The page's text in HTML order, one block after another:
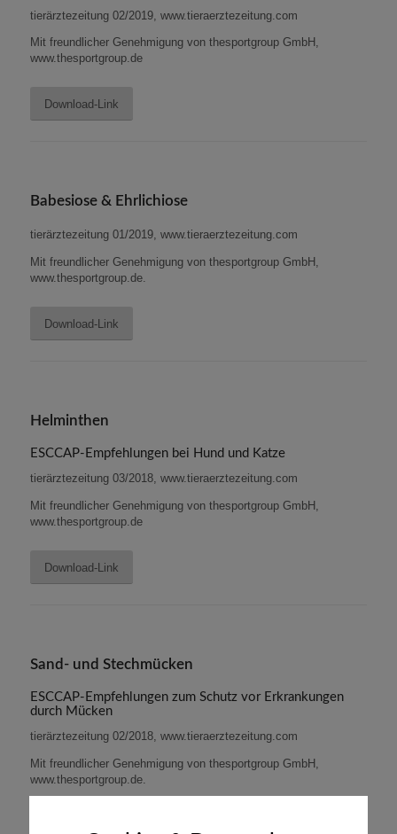
tierärztezeitung 02/2019, www.tieraerztezeitung.com
Mit freundlicher Genehmigung von thesportgroup GmbH,
www.thesportgroup.de
Download-Link
Babesiose & Ehrlichiose
tierärztezeitung 01/2019, www.tieraerztezeitung.com
Mit freundlicher Genehmigung von thesportgroup GmbH,
www.thesportgroup.de.
Download-Link
Helminthen
ESCCAP-Empfehlungen bei Hund und Katze
tierärztezeitung 03/2018, www.tieraerztezeitung.com
Mit freundlicher Genehmigung von thesportgroup GmbH,
www.thesportgroup.de
Download-Link
Sand- und Stechmücken
ESCCAP-Empfehlungen zum Schutz vor Erkrankungen
durch Mücken
tierärztezeitung 02/2018, www.tieraerztezeitung.com
Mit freundlicher Genehmigung von thesportgroup GmbH,
www.thesportgroup.de.